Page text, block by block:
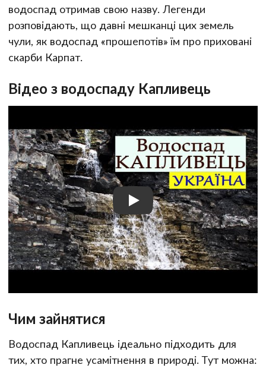
водоспад отримав свою назву. Легенди
розповідають, що давні мешканці цих земель
чули, як водоспад «прошепотів» їм про приховані
скарби Карпат.
Відео з водоспаду Капливець
Чим зайнятися
Водоспад Капливець ідеально підходить для
тих, хто прагне усамітнення в природі. Тут можна: